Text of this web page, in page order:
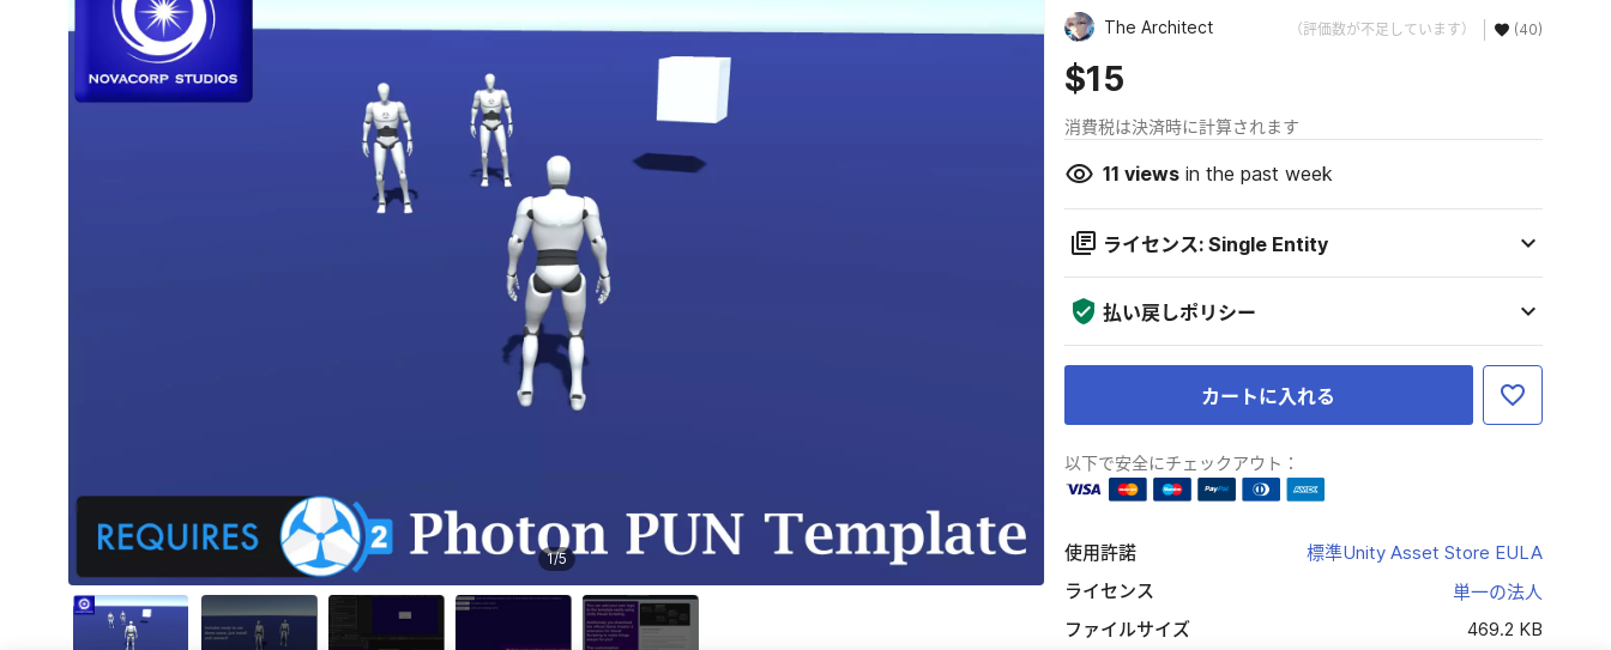
1/5
The Architect （評価数が不足しています） (40)
$15
消費税は決済時に計算されます
11 viewsin the past week
ライセンス: Single Entity
払い戻しポリシー
カートに入れる
以下で安全にチェックアウト：
使用許諾
標準Unity Asset Store EULA
ライセンス
単一の法人
ファイルサイズ
469.2 KB